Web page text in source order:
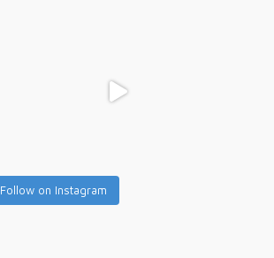
Follow on Instagram